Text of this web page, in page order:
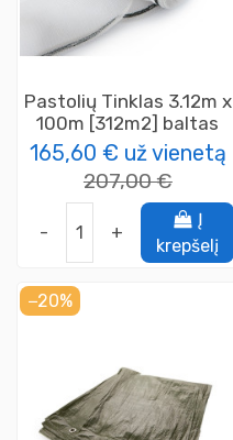
Pastolių Tinklas 3.12m x
100m [312m2] baltas
165,60 € už vienetą
207,00 €
- +
Į
krepšelį
−20%